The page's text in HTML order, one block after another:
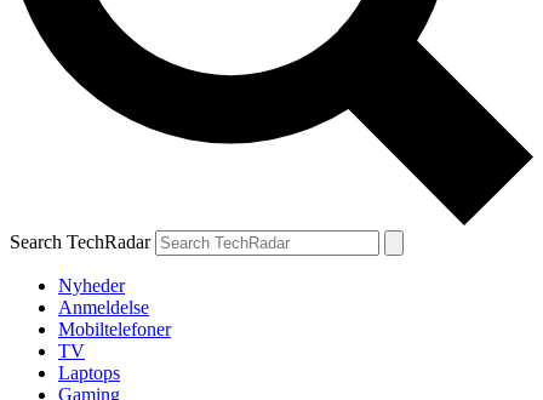
Search TechRadar
Nyheder
Anmeldelse
Mobiltelefoner
TV
Laptops
Gaming